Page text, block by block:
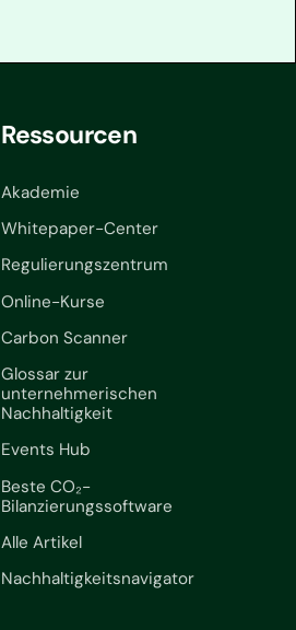
Ressourcen
Akademie
Whitepaper-Center
Regulierungszentrum
Online-Kurse
Carbon Scanner
Glossar zur
unternehmerischen
Nachhaltigkeit
Events Hub
Beste CO₂-
Bilanzierungssoftware
Alle Artikel
Nachhaltigkeitsnavigator